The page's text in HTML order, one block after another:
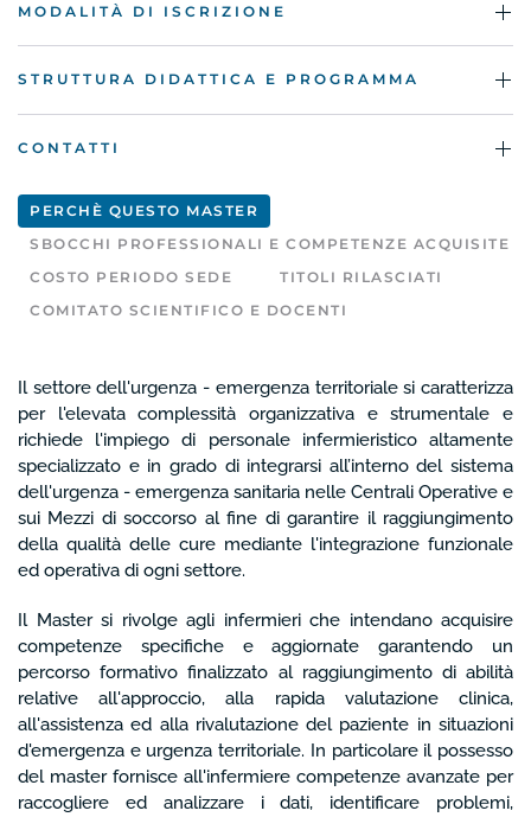
MODALITÀ DI ISCRIZIONE
STRUTTURA DIDATTICA E PROGRAMMA
CONTATTI
PERCHÈ QUESTO MASTER
SBOCCHI PROFESSIONALI E COMPETENZE ACQUISITE
COSTO PERIODO SEDE
TITOLI RILASCIATI
COMITATO SCIENTIFICO E DOCENTI
Il settore dell'urgenza - emergenza territoriale si caratterizza
per l'elevata complessità organizzativa e strumentale e
richiede l'impiego di personale infermieristico altamente
specializzato e in grado di integrarsi all’interno del sistema
dell'urgenza - emergenza sanitaria nelle Centrali Operative e
sui Mezzi di soccorso al fine di garantire il raggiungimento
della qualità delle cure mediante l'integrazione funzionale
ed operativa di ogni settore.
Il Master si rivolge agli infermieri che intendano acquisire
competenze specifiche e aggiornate garantendo un
percorso formativo finalizzato al raggiungimento di abilità
relative all'approccio, alla rapida valutazione clinica,
all'assistenza ed alla rivalutazione del paziente in situazioni
d'emergenza e urgenza territoriale. In particolare il possesso
del master fornisce all'infermiere competenze avanzate per
raccogliere ed analizzare i dati, identificare problemi,